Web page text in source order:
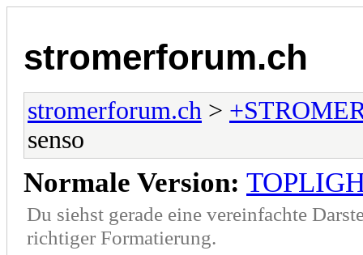
stromerforum.ch
stromerforum.ch >
senso
Normale Version:
Du siehst gerade eine vereinfachte
richtiger Formatierung.